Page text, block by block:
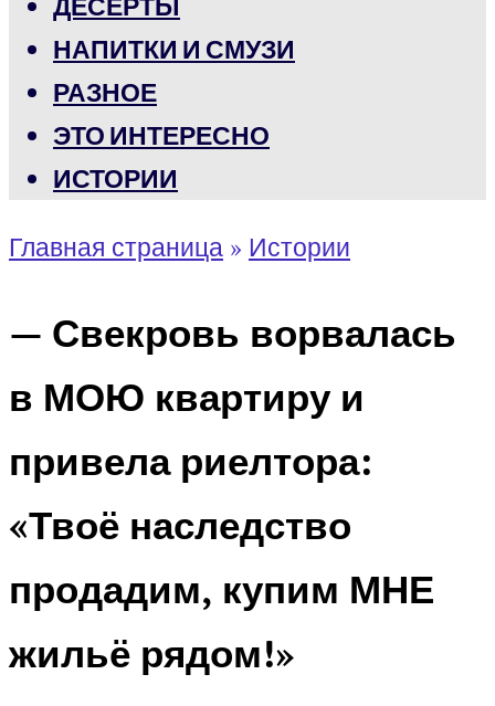
НАПИТКИ И СМУЗИ
РАЗНОЕ
ЭТО ИНТЕРЕСНО
ИСТОРИИ
Главная страница » Истории
— Свекровь ворвалась
в МОЮ квартиру и
привела риелтора:
«Твоё наследство
продадим, купим МНЕ
жильё рядом!»